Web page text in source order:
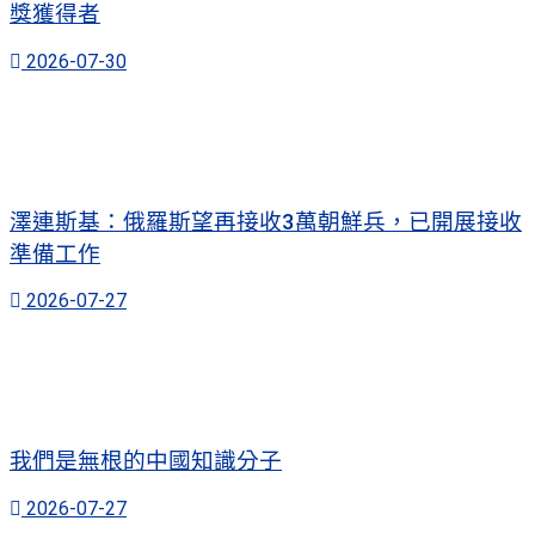
獎獲得者
2026-07-30
澤連斯基：俄羅斯望再接收3萬朝鮮兵，已開展接收
準備工作
2026-07-27
我們是無根的中國知識分子
2026-07-27